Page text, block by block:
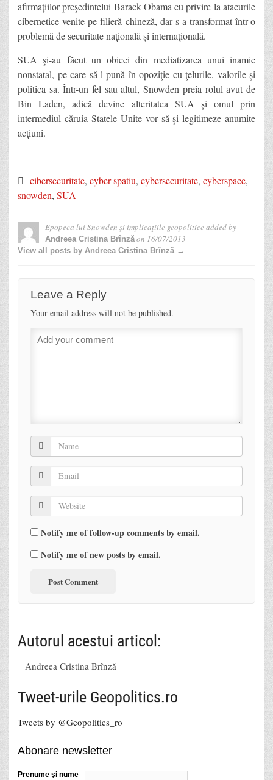
afirmaţiilor preşedintelui Barack Obama cu privire la atacurile
cibernetice venite pe filieră chineză, dar s-a transformat într-o
problemă de securitate naţională şi internaţională.
SUA şi-au făcut un obicei din mediatizarea unui inamic
nonstatal, pe care să-l pună în opoziţie cu ţelurile, valorile şi
politica sa. Într-un fel sau altul, Snowden preia rolul avut de
Bin Laden, adică devine alteritatea SUA şi omul prin
intermediul căruia Statele Unite vor să-şi legitimeze anumite
acţiuni.
cibersecuritate, cyber-spatiu, cybersecuritate, cyberspace,
snowden, SUA
Epopeea lui Snowden şi implicaţiile geopolitice added by
Andreea Cristina Brînzăon 16/07/2013
View all posts by Andreea Cristina Brînză →
Leave a Reply
Your email address will not be published.
Notify me of follow-up comments by email.
Notify me of new posts by email.
Autorul acestui articol:
Andreea Cristina Brînză
Tweet-urile Geopolitics.ro
Tweets by @Geopolitics_ro
Abonare newsletter
Prenume şi nume